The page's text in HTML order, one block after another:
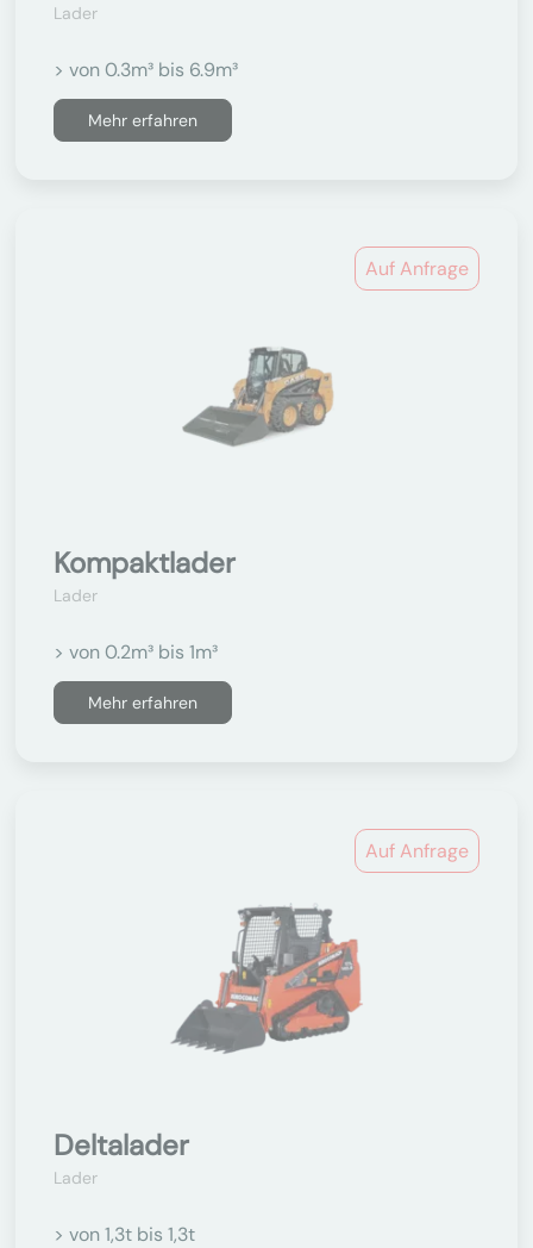
Lader
> von 0.3m³ bis 6.9m³
Mehr erfahren
Auf Anfrage
Kompaktlader
Lader
> von 0.2m³ bis 1m³
Mehr erfahren
Auf Anfrage
Deltalader
Lader
> von 1,3t bis 1,3t